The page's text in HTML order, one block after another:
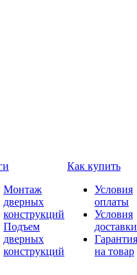
Монтаж
дверных
конструкций
Подъем
дверных
конструкций
Как купить
Условия
оплаты
Условия
доставки
Гарантия
на товар